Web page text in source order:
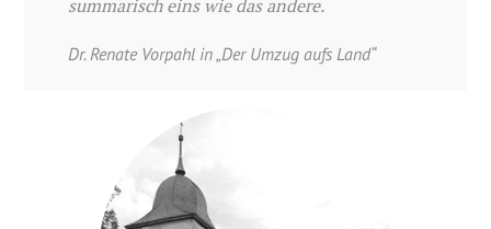
summarisch eins wie das andere.
Dr. Renate Vorpahl in „Der Umzug aufs Land“